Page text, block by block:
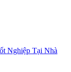
Nghiệp Tại Nhà